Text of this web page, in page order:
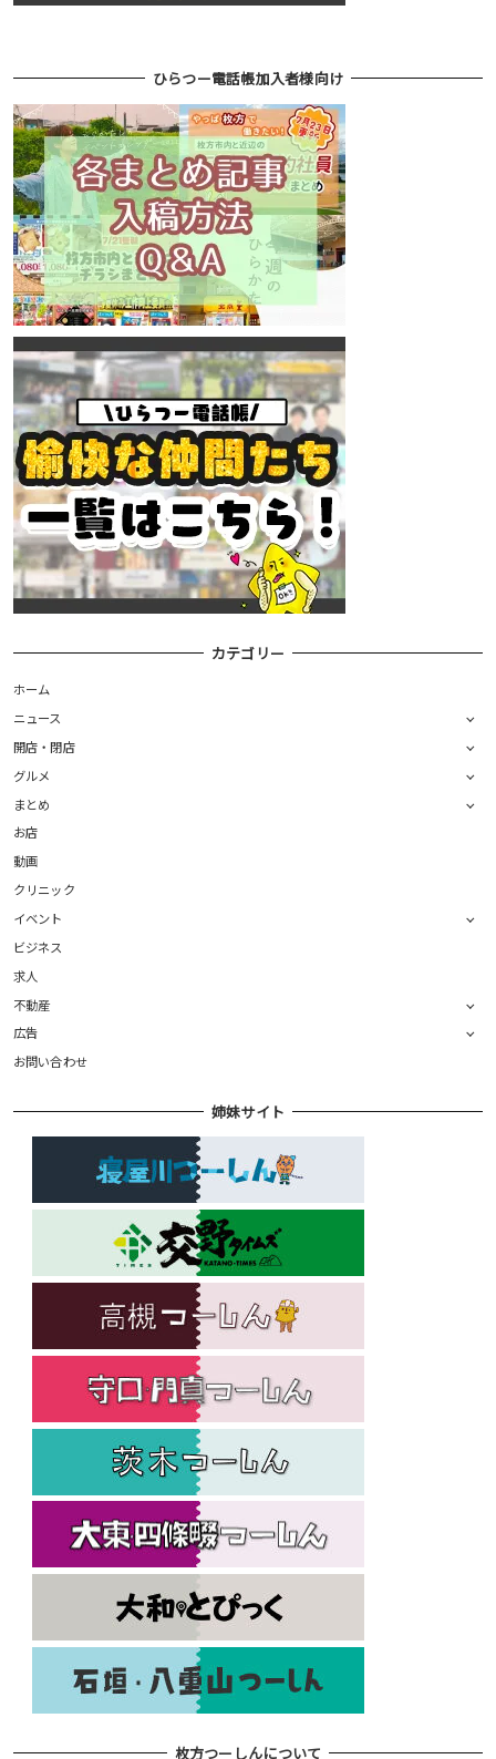
ひらつー電話帳加入者様向け
カテゴリー
ホーム
ニュース
開店・閉店
グルメ
まとめ
お店
動画
クリニック
イベント
ビジネス
求人
不動産
広告
お問い合わせ
姉妹サイト
枚方つーしんについて